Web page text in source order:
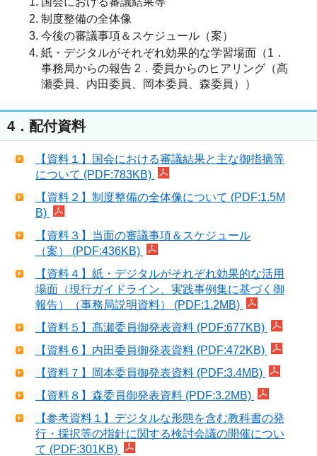
制度整備の全体像
今後の審議事項＆スケジュール（案）
紙・デジタルがそれぞれ効果的な学習場面（1．
事務局からの報告 2．委員からのヒアリング（髙
瀬委員、内田委員、岡本委員、森委員））
4．配付資料
【資料１】国会における審議結果と主な御指摘等
について (PDF:783KB)
【資料２】制度整備の全体像について (PDF:1.5M
B)
【資料３】当面の審議事項＆スケジュール
（案） (PDF:436KB)
【資料４】紙・デジタルがそれぞれ効果的な活用
場面（現行ガイドライン、実践事例集に基づく御
報告）（事務局説明資料） (PDF:1.2MB)
【資料５】髙瀬委員御発表資料 (PDF:677KB)
【資料６】内田委員御発表資料 (PDF:472KB)
【資料７】岡本委員御発表資料 (PDF:3.4MB)
【資料８】森委員御発表資料 (PDF:3.2MB)
【参考資料１】デジタルな形態を含む教科書の発
行・採択等の指針に関する検討会議の開催につい
て (PDF:301KB)